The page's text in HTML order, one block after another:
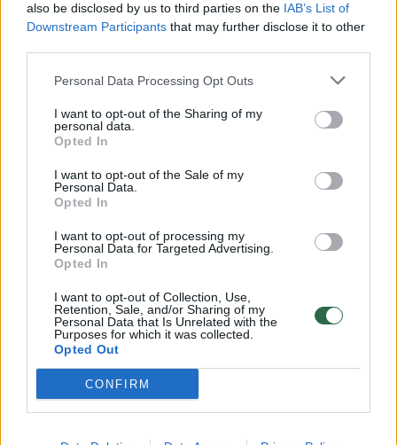
also be disclosed by us to third parties on the IAB’s List of
Downstream Participants that may further disclose it to other
Personal Data Processing Opt Outs
I want to opt-out of the Sharing of my
personal data.
Opted In
I want to opt-out of the Sale of my
Personal Data.
Opted In
I want to opt-out of processing my
Personal Data for Targeted Advertising.
Opted In
I want to opt-out of Collection, Use,
Retention, Sale, and/or Sharing of my
Personal Data that Is Unrelated with the
Purposes for which it was collected.
Opted Out
CONFIRM
46 proc. sergančiųjų COVID-19 skiriamas
alfa2v. Nėra įrodymų apie abiejų vaistų
neįtraukti į Pasaulio sveikatos organizacijos
(PSO) aprobuotų vaistų sąrašą.
Be to, gydytojai išrašo hidroksichlorochiną ir
azitromiciną, kurių taip pat nėra PSO
rekomendacijose. Vaisto vermiksino
efektyvumas silpnas, bet net ir tai neįrodyta
moksliškai.
Šios problemos kilo dėl sistemingų vaistų
tyrimų trūkumo, taip pat dėl farmacijos